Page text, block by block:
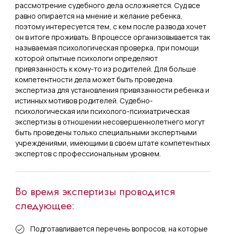
рассмотрение судебного дела осложняется. Суд все
равно опирается на мнение и желание ребенка,
поэтому интересуется тем, с кем после развода хочет
он в итоге проживать. В процессе организовывается так
называемая психологическая проверка, при помощи
которой опытные психологи определяют
привязанность к кому-то из родителей. Для больше
компетентности дела может быть проведена
экспертиза для установления привязанности ребенка и
истинных мотивов родителей. Судебно-
психологическая или психолого-психиатрическая
экспертизы в отношении несовершеннолетнего могут
быть проведены только специальными экспертными
учреждениями, имеющими в своем штате компетентных
экспертов с профессиональным уровнем.
Во время экспертизы проводится
следующее:
Подготавливается перечень вопросов, на которые